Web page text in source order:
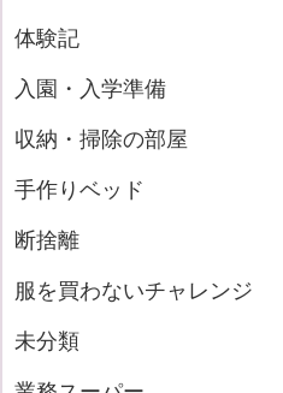
体験記
入園・入学準備
収納・掃除の部屋
手作りベッド
断捨離
服を買わないチャレンジ
未分類